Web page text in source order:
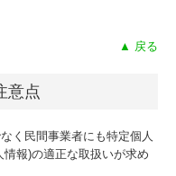
▲ 戻る
意点
く民間事業者にも特定個人
報)の適正な取扱いが求め